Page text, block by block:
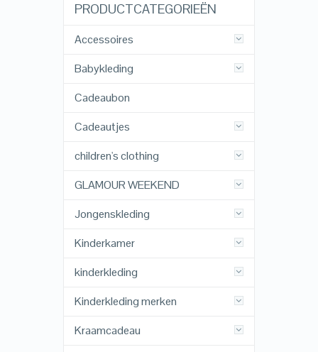
PRODUCTCATEGORIEËN
Accessoires
Babykleding
Cadeaubon
Cadeautjes
children's clothing
GLAMOUR WEEKEND
Jongenskleding
Kinderkamer
kinderkleding
Kinderkleding merken
Kraamcadeau